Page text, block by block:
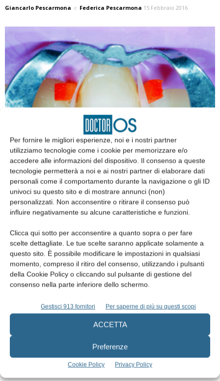
Per fornire le migliori esperienze, noi e i nostri partner
utilizziamo tecnologie come i cookie per memorizzare e/o
accedere alle informazioni del dispositivo. Il consenso a queste
tecnologie permetterà a noi e ai nostri partner di elaborare dati
personali come il comportamento durante la navigazione o gli ID
univoci su questo sito e di mostrare annunci (non)
personalizzati. Non acconsentire o ritirare il consenso può
influire negativamente su alcune caratteristiche e funzioni.
Clicca qui sotto per acconsentire a quanto sopra o per fare
scelte dettagliate. Le tue scelte saranno applicate solamente a
questo sito. È possibile modificare le impostazioni in qualsiasi
momento, compreso il ritiro del consenso, utilizzando i pulsanti
della Cookie Policy o cliccando sul pulsante di gestione del
consenso nella parte inferiore dello schermo.
Gestisci 913 fornitori Per saperne di più su questi scopi
ACCETTA
Preferenze
Cookie Policy Privacy Policy
Giancarlo Pescarmona e Federica Pescarmona 15 Febbraio 2016
Le tecniche additive e la patologia non
cariosa: caso clinico
Francesco Salati e Stefano Patroni 12 Febbraio 2016
Riabilitazione endo-restaurativa del gruppo
frontale superiore mediante tecnologia CAD-
11 Febbraio 2016